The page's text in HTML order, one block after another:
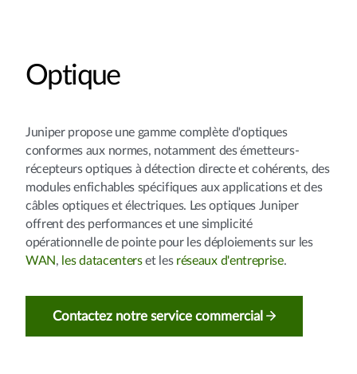
Optique
Juniper propose une gamme complète d'optiques
conformes aux normes, notamment des émetteurs-
récepteurs optiques à détection directe et cohérents, des
modules enfichables spécifiques aux applications et des
câbles optiques et électriques. Les optiques Juniper
offrent des performances et une simplicité
opérationnelle de pointe pour les déploiements sur les
WAN, les datacenterset les réseaux d'entreprise.
Contactez notre service commercial